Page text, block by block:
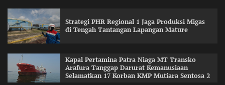
Strategi PHR Regional 1 Jaga Produksi Migas
di Tengah Tantangan Lapangan Mature
Kapal Pertamina Patra Niaga MT Transko
Arafura Tanggap Darurat Kemanusiaan
Selamatkan 17 Korban KMP Mutiara Sentosa 2